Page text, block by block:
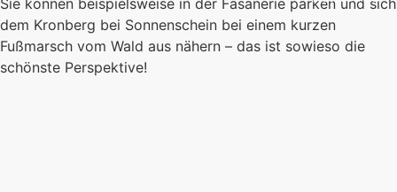
dem Kronberg bei Sonnenschein bei einem kurzen
Fußmarsch vom Wald aus nähern – das ist sowieso die
schönste Perspektive!